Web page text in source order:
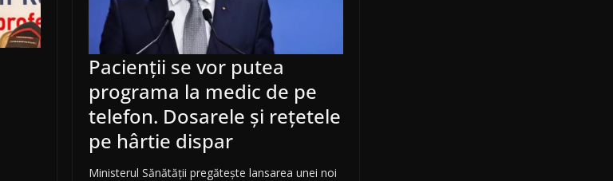
Pacienții se vor putea
programa la medic de pe
telefon. Dosarele și rețetele
pe hârtie dispar
Ministerul Sănătății pregătește lansarea unei noi